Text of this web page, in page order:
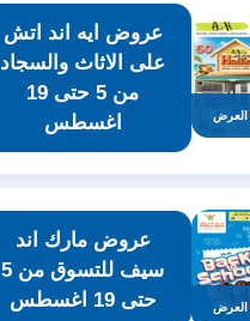
العرض
عروض ايه اند اتش
على الاثاث والسجاد
من 5 حتى 19
اغسطس
العرض
عروض مارك اند
سيف للتسوق من 5
حتى 19 اغسطس